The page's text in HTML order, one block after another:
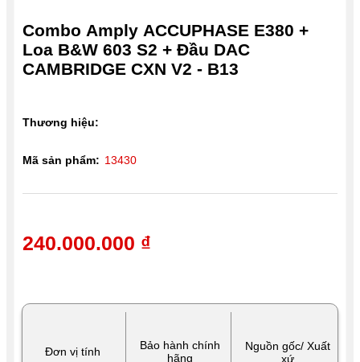
Đơn vị tính
Bảo hành chính
hãng
Nguồn gốc/ Xuất
xứ
Combo Amply ACCUPHASE E380 +
Loa B&W 603 S2 + Đầu DAC
CAMBRIDGE CXN V2 - B13
240.000.000 ₫
Thương hiệu:
Mã sản phẩm: 13430